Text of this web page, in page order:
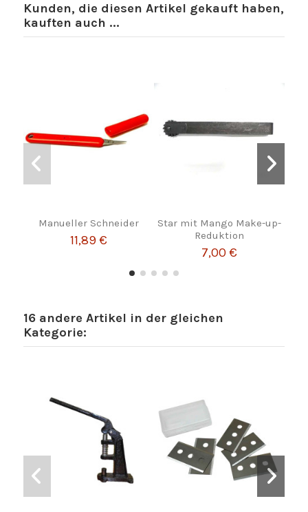
Kunden, die diesen Artikel gekauft haben,
kauften auch ...
Manueller Schneider
11,89 €
Star mit Mango Make-up-
Reduktion
7,00 €
16 andere Artikel in der gleichen
Kategorie: